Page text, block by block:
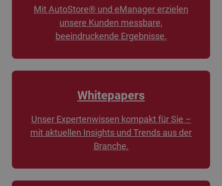
Mit AutoStore® und eManager erzielen
unsere Kunden messbare,
beeindruckende Ergebnisse.
Whitepapers
Unser Expertenwissen kompakt für Sie –
mit aktuellen Insights und Trends aus der
Branche.